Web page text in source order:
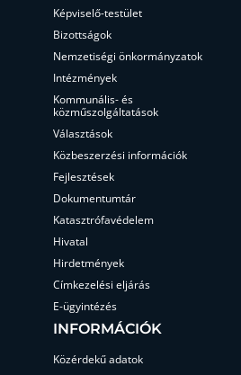
Képviselő-testület
Bizottságok
Nemzetiségi önkormányzatok
Intézmények
Kommunális- és
közműszolgáltatások
Választások
Közbeszerzési információk
Fejlesztések
Dokumentumtár
Katasztrófavédelem
Hivatal
Hirdetmények
Címkezelési eljárás
E-ügyintézés
INFORMÁCIÓK
Közérdekű adatok